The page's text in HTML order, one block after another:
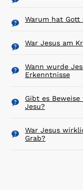
Warum hat
War Jesus am
Wann wurde
Erkenntnisse
Gibt es
Jesu?
War Jesus
Grab?